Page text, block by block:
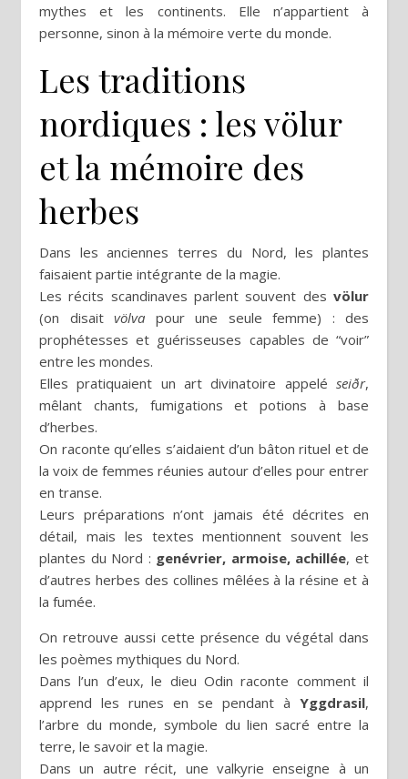
mythes et les continents. Elle n’appartient à
personne, sinon à la mémoire verte du monde.
Les traditions
nordiques : les völur
et la mémoire des
herbes
Dans les anciennes terres du Nord, les plantes
faisaient partie intégrante de la magie.
Les récits scandinaves parlent souvent des völur
(on disait völva pour une seule femme) : des
prophétesses et guérisseuses capables de “voir”
entre les mondes.
Elles pratiquaient un art divinatoire appelé seiðr,
mêlant chants, fumigations et potions à base
d’herbes.
On raconte qu’elles s’aidaient d’un bâton rituel et de
la voix de femmes réunies autour d’elles pour entrer
en transe.
Leurs préparations n’ont jamais été décrites en
détail, mais les textes mentionnent souvent les
plantes du Nord : genévrier, armoise, achillée, et
d’autres herbes des collines mêlées à la résine et à
la fumée.
On retrouve aussi cette présence du végétal dans
les poèmes mythiques du Nord.
Dans l’un d’eux, le dieu Odin raconte comment il
apprend les runes en se pendant à Yggdrasil,
l’arbre du monde, symbole du lien sacré entre la
terre, le savoir et la magie.
Dans un autre récit, une valkyrie enseigne à un